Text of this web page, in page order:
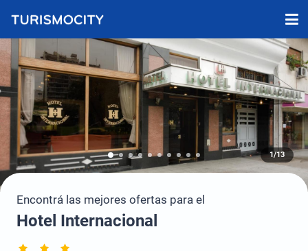
1/13
Encontrá las mejores ofertas para el
Hotel Internacional